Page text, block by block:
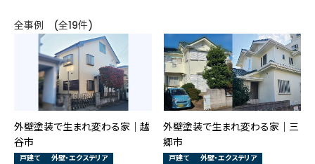
全事例 (全19件)
外壁塗装で生まれ変わる家│越
谷市
戸建て
外壁・エクステリア
外壁塗装で生まれ変わる家│三
郷市
戸建て
外壁・エクステリア